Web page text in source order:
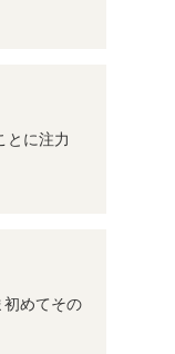
とに注力
めてその